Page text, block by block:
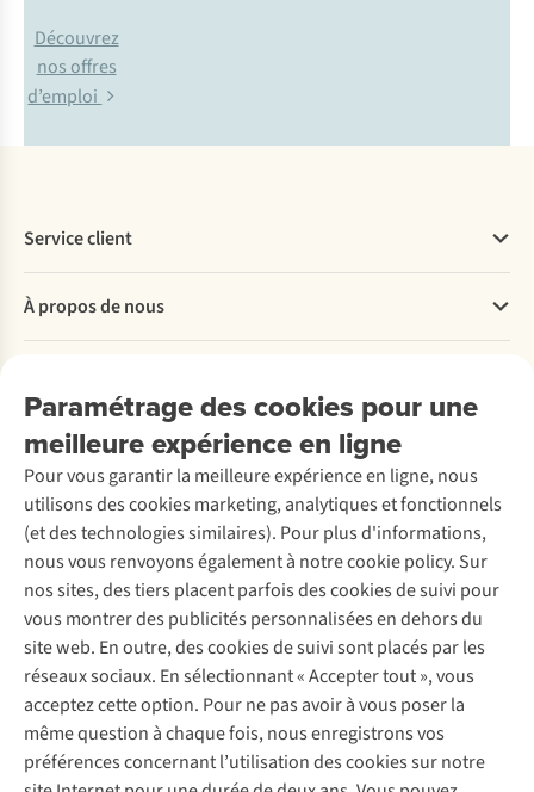
Découvrez
nos offres
d’emploi
Paramétrage des cookies pour une
meilleure expérience en ligne
Pour vous garantir la meilleure expérience en ligne, nous
utilisons des cookies marketing, analytiques et fonctionnels
(et des technologies similaires). Pour plus d'informations,
nous vous renvoyons également à notre cookie policy. Sur
nos sites, des tiers placent parfois des cookies de suivi pour
vous montrer des publicités personnalisées en dehors du
site web. En outre, des cookies de suivi sont placés par les
réseaux sociaux. En sélectionnant « Accepter tout », vous
acceptez cette option. Pour ne pas avoir à vous poser la
même question à chaque fois, nous enregistrons vos
préférences concernant l’utilisation des cookies sur notre
Service client
Commander
Payer
Retourner
Rétractation d'une commande
Entretien & réparations
Garantie
Contactez-nous
À propos de nous
Entreprise responsable
À propos d’Ayacucho
Nos magasins
À propos d’A.S.Adventure
Déclaration d'accessibilité
Location / Location sports d’hiver
Seconde-main
Entretien de ski
Service de lavage
Entretien de chaussures
Réparation de chaussures
Réparation de vêtements
Retouches
Pour les entreprises
Découvrez
A.S.Magazine
Explore Camp
Expertise & conseils
Abonnez-vous à la newsletter
Suivez-nous